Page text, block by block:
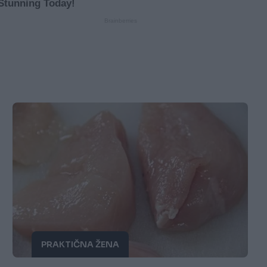
PRAKTIČNA ŽENA